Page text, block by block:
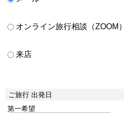
オンライン旅行相談（ZOOM）
来店
ご旅行 出発日
第一希望